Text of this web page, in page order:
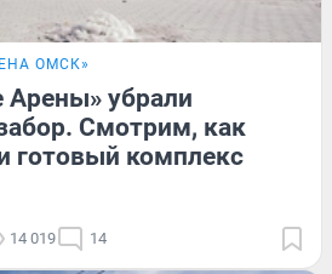
ОМСК»
Арены» убрали
Смотрим, как
готовый комплекс
14 019 14